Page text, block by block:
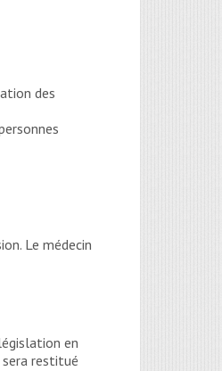
des
Le médecin
en
sera restitué